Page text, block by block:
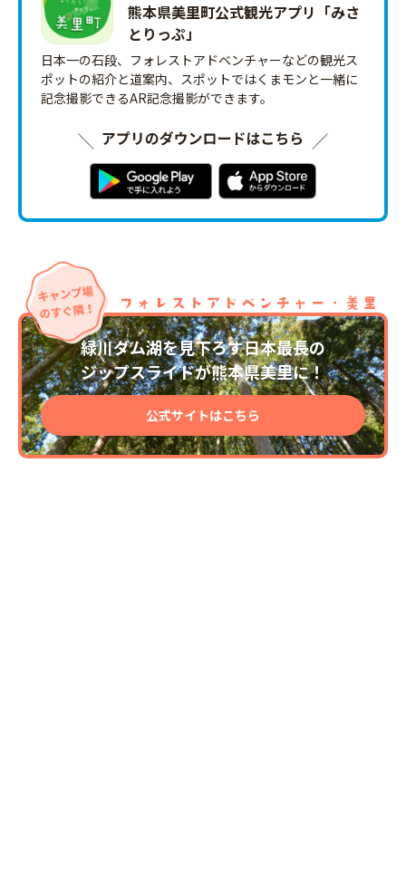
熊本県美里町公式観光アプリ「みさ
とりっ‪ぷ‬」
日本一の石段、フォレストアドベンチャーなどの観光ス
ポットの紹介と道案内、スポットではくまモンと一緒に
記念撮影できるAR記念撮影ができます。
緑川ダム湖を見下ろす日本最長の
ジップスライドが熊本県美里に！
公式サイトはこちら